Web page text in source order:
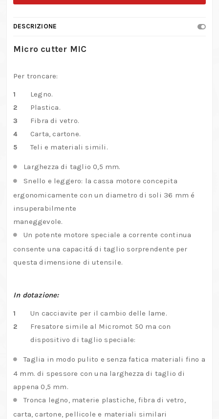
–
28
650
DESCRIZIONE
Micro cutter MIC
Per troncare:
Legno.
Plastica.
Fibra di vetro.
Carta, cartone.
Teli e materiali simili.
Larghezza di taglio 0,5 mm.
Snello e leggero: la cassa motore concepita
ergonomicamente con un diametro di soli 36 mm é
insuperabilmente
maneggevole.
Un potente motore speciale a corrente continua
consente una capacitá di taglio sorprendente per
questa dimensione di utensile.
In dotazione:
Un cacciavite per il cambio delle lame.
Fresatore simile al Micromot 50 ma con
dispositivo di taglio speciale:
Taglia in modo pulito e senza fatica materiali fino a
4 mm. di spessore con una larghezza di taglio di
appena 0,5 mm.
Tronca legno, materie plastiche, fibra di vetro,
carta, cartone, pellicole e materiali similari